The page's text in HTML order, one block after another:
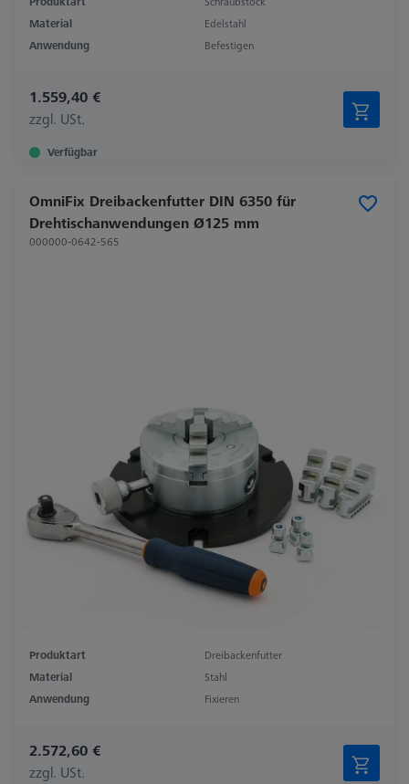
Material
Edelstahl
Anwendung
Befestigen
1.559,40 €
zzgl. USt.
Verfügbar
OmniFix Dreibackenfutter DIN 6350 für
Drehtischanwendungen Ø125 mm
000000-0642-565
Produktart
Dreibackenfutter
Material
Stahl
Anwendung
Fixieren
2.572,60 €
zzgl. USt.